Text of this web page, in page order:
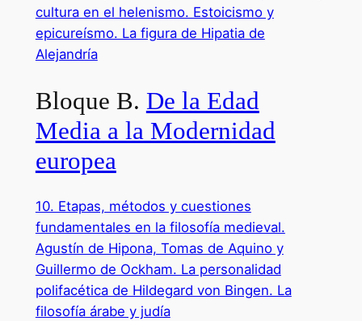
cultura en el helenismo. Estoicismo y
epicureísmo. La figura de Hipatia de
Alejandría
Bloque B. De la Edad
Media a la Modernidad
europea
10. Etapas, métodos y cuestiones
fundamentales en la filosofía medieval.
Agustín de Hipona, Tomas de Aquino y
Guillermo de Ockham. La personalidad
polifacética de Hildegard von Bingen. La
filosofía árabe y judía